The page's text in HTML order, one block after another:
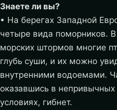
Знаете ли вы?
• На берегах Западной
четыре вида поморников. В
морских штормов многие
глубь суши, и их можно
внутренними водоемами.
оказавшись в
условиях, гибнет.